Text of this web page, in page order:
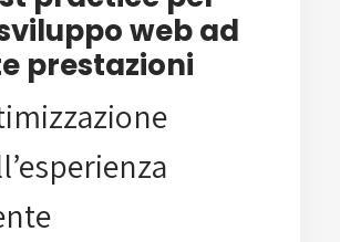
web ad
prestazioni